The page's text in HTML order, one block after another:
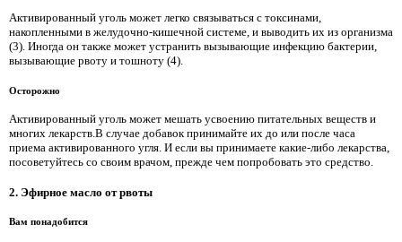
Активированный уголь может легко связываться с токсинами,
накопленными в желудочно-кишечной системе, и выводить их из организма
(3). Иногда он также может устранить вызывающие инфекцию бактерии,
вызывающие рвоту и тошноту (4).
Осторожно
Активированный уголь может мешать усвоению питательных веществ и
многих лекарств.В случае добавок принимайте их до или после часа
приема активированного угля. И если вы принимаете какие-либо лекарства,
посоветуйтесь со своим врачом, прежде чем попробовать это средство.
2. Эфирное масло от рвоты
Вам понадобится